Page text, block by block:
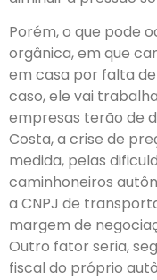
Porém, o que pode
orgânica, em que
em casa por falta
caso, ele vai
empresas terão de
Costa, a crise de
medida, pelas
caminhoneiros
a CNPJ de
margem de
Outro fator seria,
fiscal do próprio